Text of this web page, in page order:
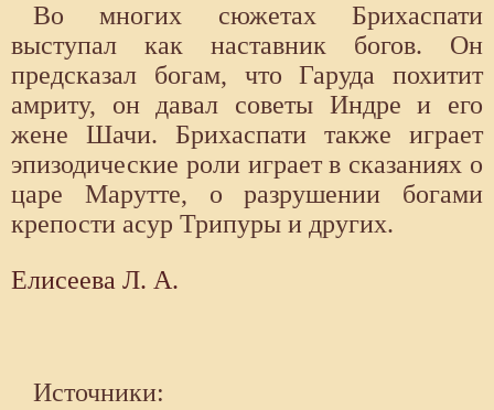
Во многих сюжетах Брихаспати
выступал как наставник богов. Он
предсказал богам, что Гаруда похитит
амриту, он давал советы Индре и его
жене Шачи. Брихаспати также играет
эпизодические роли играет в сказаниях о
царе Марутте, о разрушении богами
крепости асур Трипуры и других.
Елисеева Л. А.
Источники: